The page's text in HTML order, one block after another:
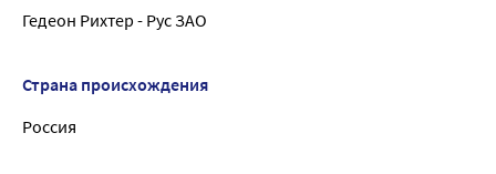
Гедеон Рихтер - Рус ЗАО
Страна происхождения
Россия